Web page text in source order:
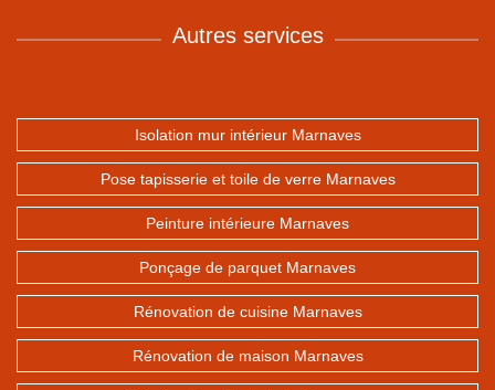
Autres services
Isolation mur intérieur Marnaves
Pose tapisserie et toile de verre Marnaves
Peinture intérieure Marnaves
Ponçage de parquet Marnaves
Rénovation de cuisine Marnaves
Rénovation de maison Marnaves